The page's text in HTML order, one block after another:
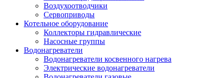
Воздухоотводчики
Сервоприводы
Котельное оборудование
Коллекторы гидравлические
Насосные группы
Водонагреватели
Водонагреватели косвенного нагрева
Электрические водонагреватели